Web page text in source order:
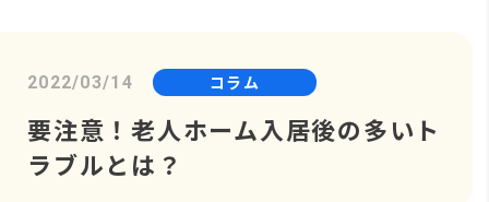
2022/03/14 コラム
要注意！老人ホーム入居後の多いト
ラブルとは？